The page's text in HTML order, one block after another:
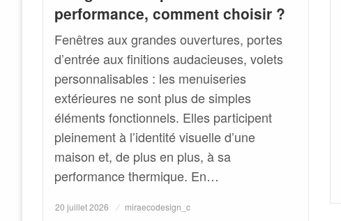
performance, comment choisir ?
Fenêtres aux grandes ouvertures, portes
d’entrée aux finitions audacieuses, volets
personnalisables : les menuiseries
extérieures ne sont plus de simples
éléments fonctionnels. Elles participent
pleinement à l’identité visuelle d’une
maison et, de plus en plus, à sa
performance thermique. En…
Posted
on
20 juillet 2026 miraecodesign_c